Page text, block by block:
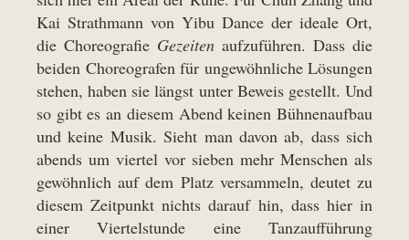
Kai Strathmann von Yibu Dance der ideale Ort,
die Choreografie Gezeiten aufzuführen. Dass die
beiden Choreografen für ungewöhnliche Lösungen
stehen, haben sie längst unter Beweis gestellt. Und
so gibt es an diesem Abend keinen Bühnenaufbau
und keine Musik. Sieht man davon ab, dass sich
abends um viertel vor sieben mehr Menschen als
gewöhnlich auf dem Platz versammeln, deutet zu
diesem Zeitpunkt nichts darauf hin, dass hier in
einer Viertelstunde eine Tanzaufführung